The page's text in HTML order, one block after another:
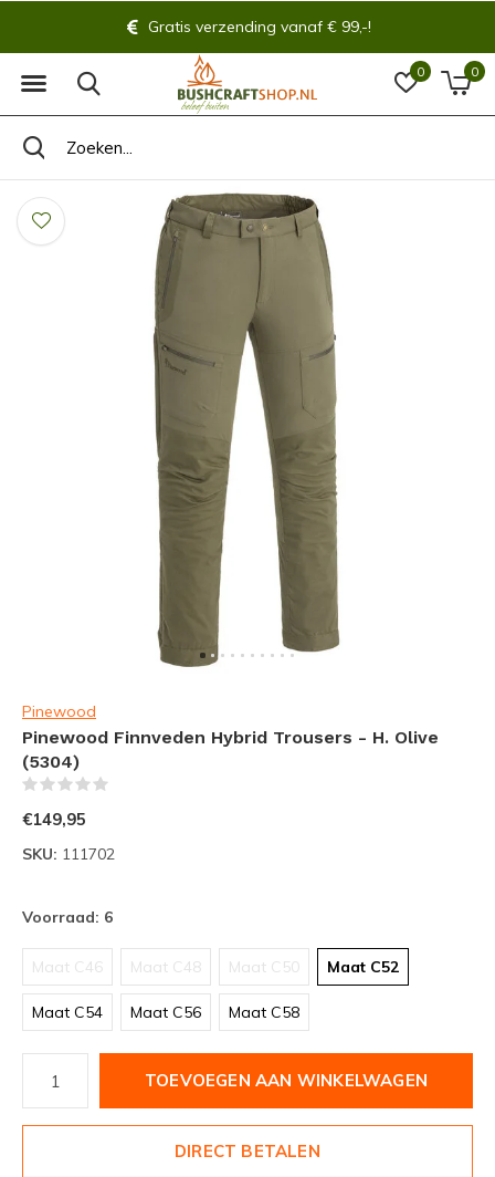
0 0
Gratis verzending vanaf € 99,-!
Pinewood
Pinewood Finnveden Hybrid Trousers - H. Olive
(5304)
€149,95
SKU: 111702
Voorraad: 6
Maat C46 Maat C48 Maat C50 Maat C52
Maat C54 Maat C56 Maat C58
TOEVOEGEN AAN WINKELWAGEN
DIRECT BETALEN